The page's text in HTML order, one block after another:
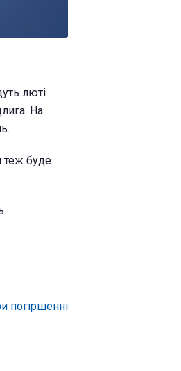
люті
На
теж буде
погіршенні